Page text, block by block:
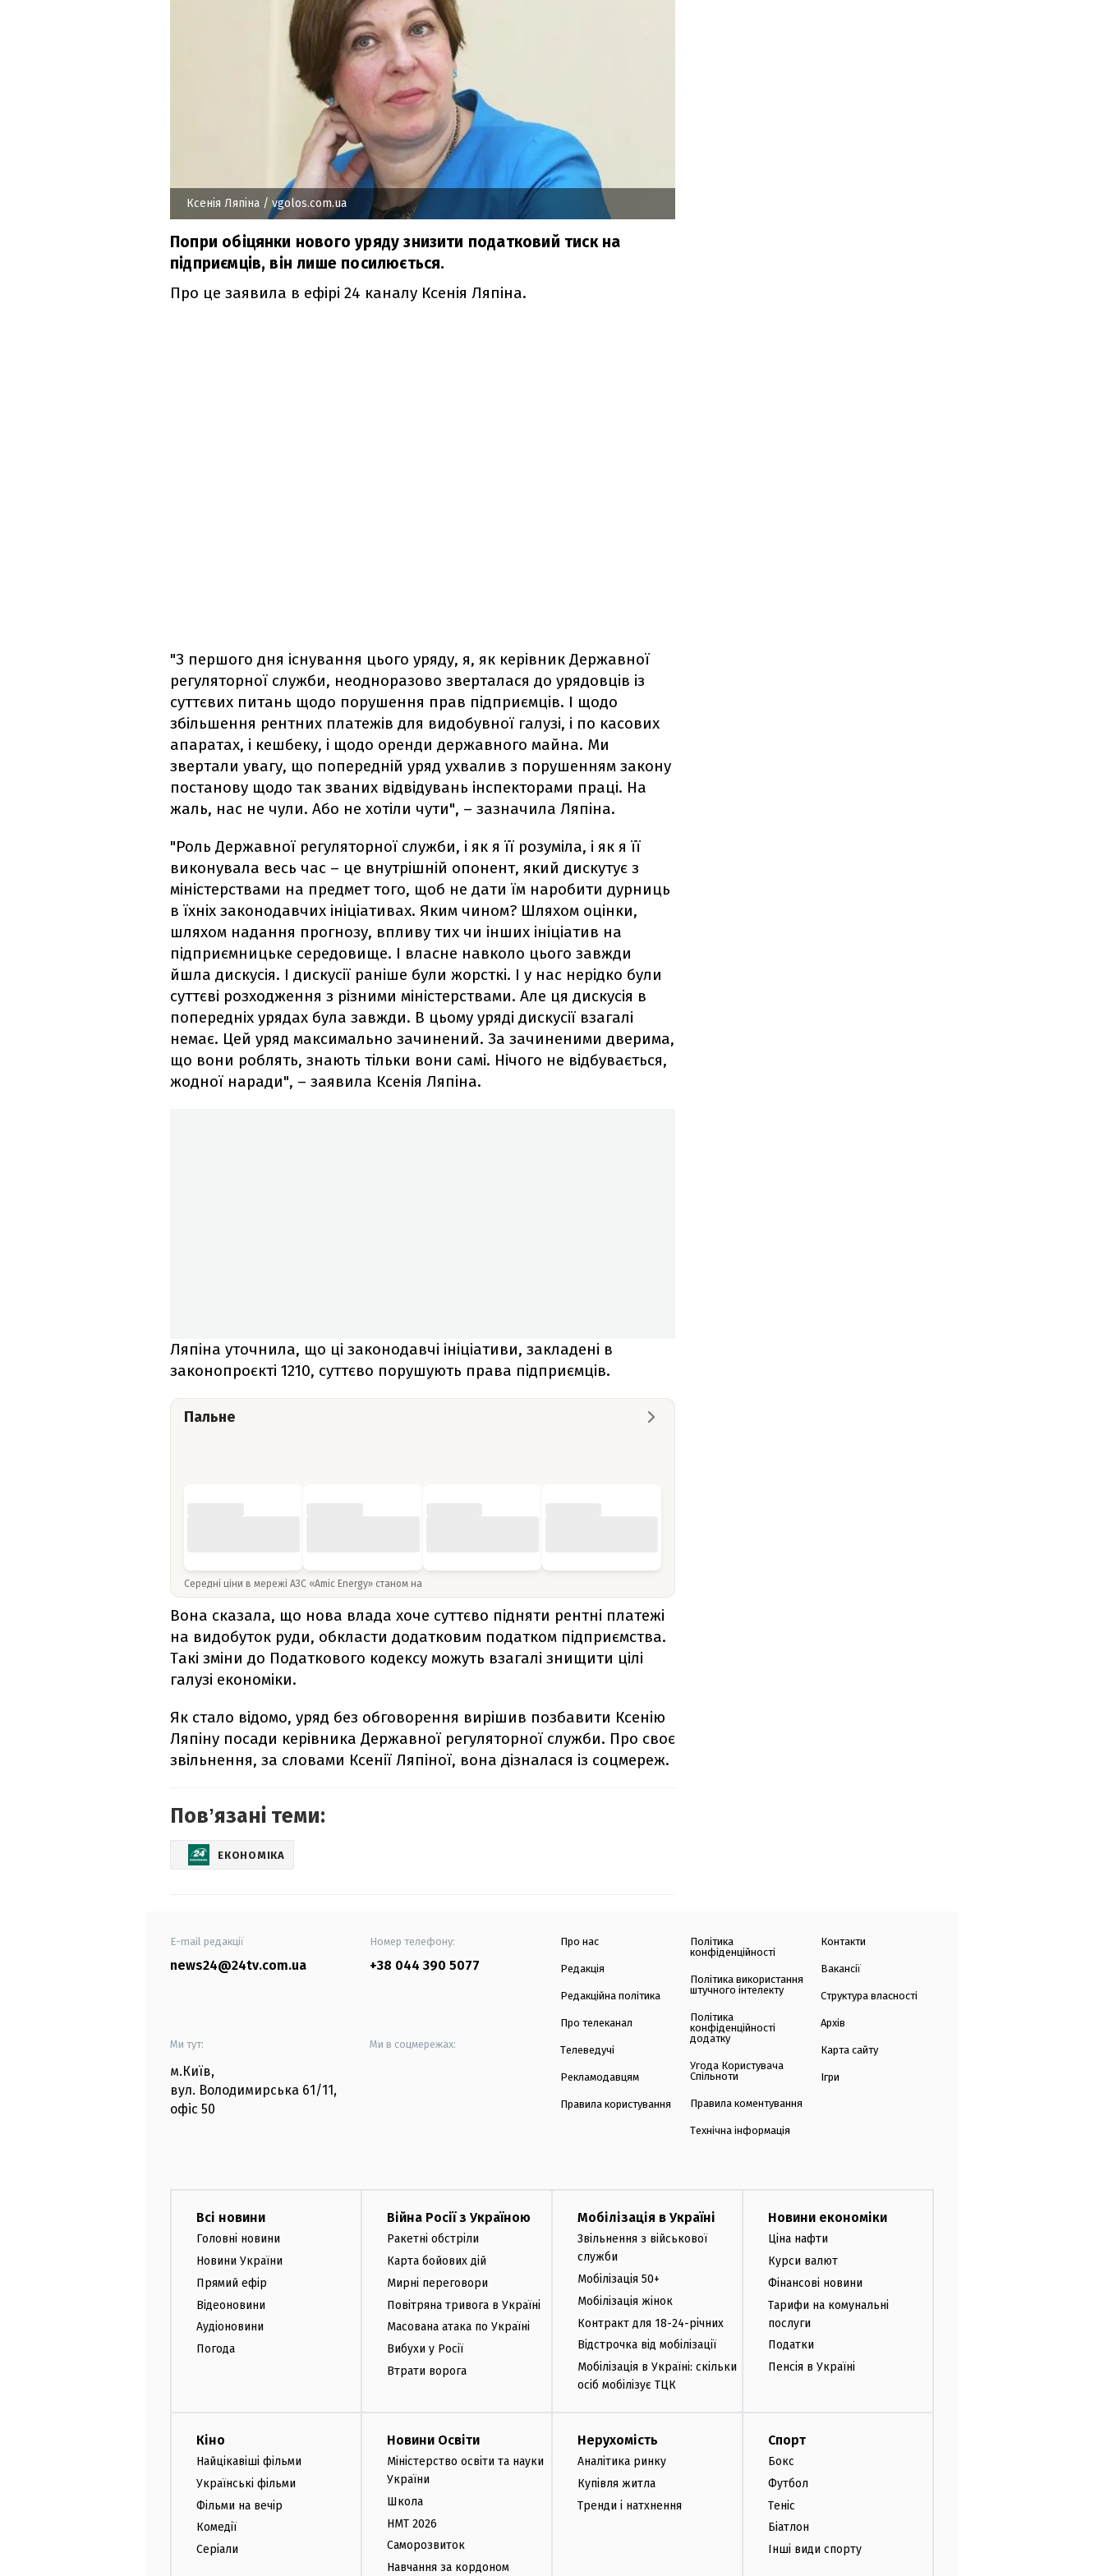
Ксенія Ляпіна / vgolos.com.ua
Попри обіцянки нового уряду знизити податковий тиск на
підприємців, він лише посилюється.
Про це заявила в ефірі 24 каналу Ксенія Ляпіна.
"З першого дня існування цього уряду, я, як керівник Державної
регуляторної служби, неодноразово зверталася до урядовців із
суттєвих питань щодо порушення прав підприємців. І щодо
збільшення рентних платежів для видобувної галузі, і по касових
апаратах, і кешбеку, і щодо оренди державного майна. Ми
звертали увагу, що попередній уряд ухвалив з порушенням закону
постанову щодо так званих відвідувань інспекторами праці. На
жаль, нас не чули. Або не хотіли чути", – зазначила Ляпіна.
"Роль Державної регуляторної служби, і як я її розуміла, і як я її
виконувала весь час – це внутрішній опонент, який дискутує з
міністерствами на предмет того, щоб не дати їм наробити дурниць
в їхніх законодавчих ініціативах. Яким чином? Шляхом оцінки,
шляхом надання прогнозу, впливу тих чи інших ініціатив на
підприємницьке середовище. І власне навколо цього завжди
йшла дискусія. І дискусії раніше були жорсткі. І у нас нерідко були
суттєві розходження з різними міністерствами. Але ця дискусія в
попередніх урядах була завжди. В цьому уряді дискусії взагалі
немає. Цей уряд максимально зачинений. За зачиненими дверима,
що вони роблять, знають тільки вони самі. Нічого не відбувається,
жодної наради", – заявила Ксенія Ляпіна.
Ляпіна уточнила, що ці законодавчі ініціативи, закладені в
законопроєкті 1210, суттєво порушують права підприємців.
Пальне
Середні ціни в мережі АЗС «Amic Energy» станом на
Вона сказала, що нова влада хоче суттєво підняти рентні платежі
на видобуток руди, обкласти додатковим податком підприємства.
Такі зміни до Податкового кодексу можуть взагалі знищити цілі
галузі економіки.
Як стало відомо, уряд без обговорення вирішив позбавити Ксенію
Ляпіну посади керівника Державної регуляторної служби. Про своє
звільнення, за словами Ксенії Ляпіної, вона дізналася із соцмереж.
Повʼязані теми:
ЕКОНОМІКА
E-mail редакції
news24@24tv.com.ua
Номер телефону:
+38 044 390 5077
Ми тут:
м.Київ,
вул. Володимирська 61/11,
офіс 50
Ми в соцмережах:
Про нас
Редакція
Редакційна політика
Про телеканал
Телеведучі
Рекламодавцям
Правила користування
Політика
конфіденційності
Політика використання
штучного інтелекту
Політика
конфіденційності
додатку
Угода Користувача
Спільноти
Правила коментування
Технічна інформація
Контакти
Вакансії
Структура власності
Архів
Карта сайту
Ігри
Всі новини
Головні новини
Новини України
Прямий ефір
Відеоновини
Аудіоновини
Погода
Війна Росії з Україною
Ракетні обстріли
Карта бойових дій
Мирні переговори
Повітряна тривога в Україні
Масована атака по Україні
Вибухи у Росії
Втрати ворога
Мобілізація в Україні
Звільнення з військової
служби
Мобілізація 50+
Мобілізація жінок
Контракт для 18-24-річних
Відстрочка від мобілізації
Мобілізація в Україні: скільки
осіб мобілізує ТЦК
Новини економіки
Ціна нафти
Курси валют
Фінансові новини
Тарифи на комунальні
послуги
Податки
Пенсія в Україні
Кіно
Найцікавіші фільми
Українські фільми
Фільми на вечір
Комедії
Серіали
Новини Освіти
Міністерство освіти та науки
України
Школа
НМТ 2026
Саморозвиток
Навчання за кордоном
Нерухомість
Аналітика ринку
Купівля житла
Тренди і натхнення
Спорт
Бокс
Футбол
Теніс
Біатлон
Інші види спорту